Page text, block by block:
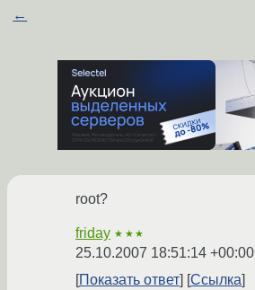
←
root?
friday ★★★
25.10.2007 18:51:14 +00:00
Показать ответ
Ссылка